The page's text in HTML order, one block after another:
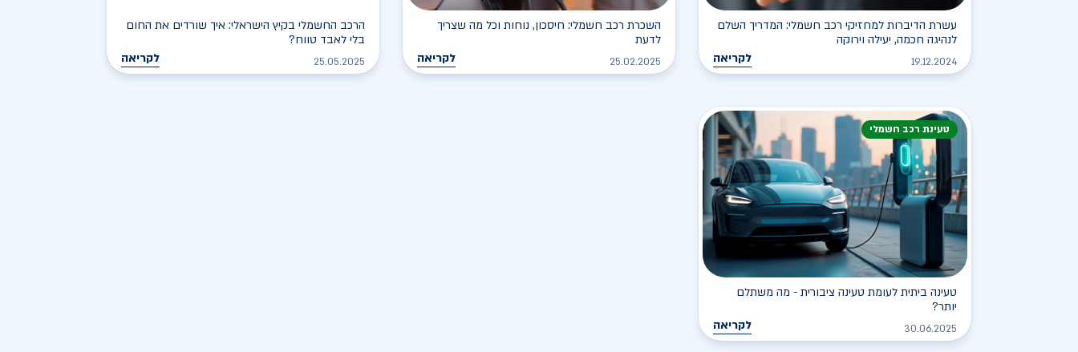
עשרת הדיברות למחזיקי רכב חשמלי: המדריך השלם
לנהיגה חכמה, יעילה וירוקה
19.12.2024 לקריאה
השכרת רכב חשמלי: חיסכון, נוחות וכל מה שצריך
לדעת
25.02.2025 לקריאה
הרכב החשמלי בקיץ הישראלי: איך שורדים את החום
בלי לאבד טווח?
25.05.2025 לקריאה
טעינת רכב חשמלי
טעינה ביתית לעומת טעינה ציבורית - מה משתלם
יותר?
30.06.2025 לקריאה